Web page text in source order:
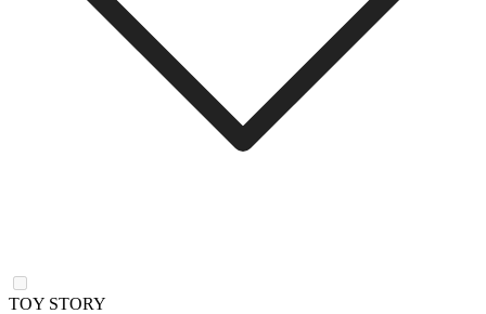
TOY STORY